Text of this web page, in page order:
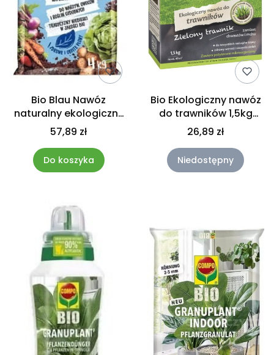
Bio Blau Nawóz
naturalny ekologiczny
do ogrodu 4 kg Compo
57,89 zł
Do koszyka
Bio Ekologiczny nawóz
do trawników 1,5kg
Compo
26,89 zł
Niedostępny